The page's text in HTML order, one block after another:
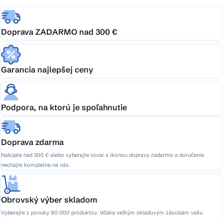
Doprava ZADARMO nad 300 €
Garancia najlepšej ceny
Podpora, na ktorú je spoľahnutie
Doprava zdarma
Nakúpte nad 300 € alebo vyberajte tovar s ikonou dopravy zadarmo a doručenie
nechajte kompletne na nás.
Obrovský výber skladom
Vyberajte z ponuky 90 000 produktov. Vďaka veľkým skladovým zásobám vašu